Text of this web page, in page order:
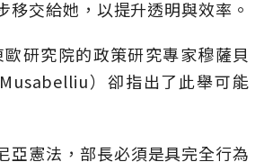
移交給她，以提升透明與效率。
研究院的政策研究專家穆薩貝
）卻指出了此舉可能
亞憲法，部長必須是具完全行為